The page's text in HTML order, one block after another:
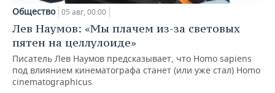
Общество 05 авг, 00:00
Лев Наумов: «Мы плачем из-за световых
пятен на целлулоиде»
Писатель Лев Наумов предсказывает, что Homo sapiens
под влиянием кинематографа станет (или уже стал) Homo
cinematographicus